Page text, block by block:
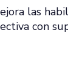
las
con